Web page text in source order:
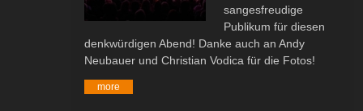
sangesfreudige
Publikum für diesen
denkwürdigen Abend! Danke auch an Andy
Neubauer und Christian Vodica für die Fotos!
more